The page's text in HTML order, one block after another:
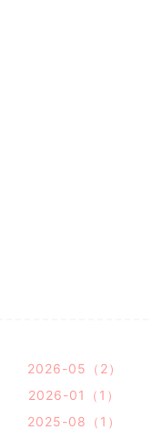
2026-05（2）
2026-01（1）
2025-08（1）